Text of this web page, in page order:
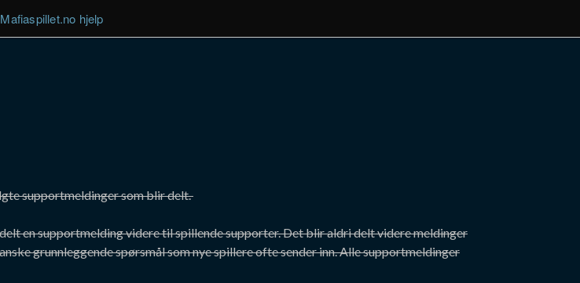
Mafiaspillet.no hjelp
supportmeldinger som blir delt.
en supportmelding videre til spillende supporter. Det blir aldri delt videre meldinger
grunnleggende spørsmål som nye spillere ofte sender inn. Alle supportmeldinger